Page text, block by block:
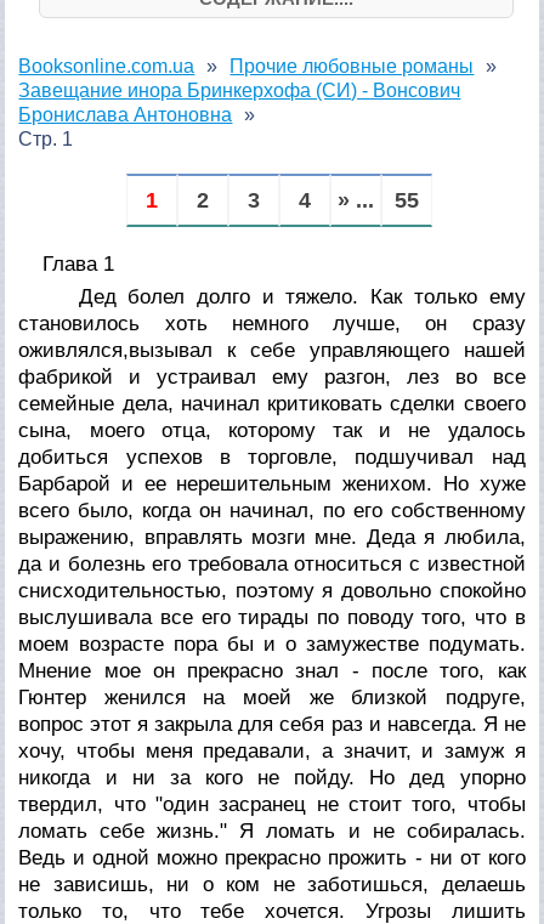
Booksonline.com.ua
Прочие любовные романы
Завещание инора Бринкерхофа (СИ) - Вонсович
Бронислава Антоновна
Стр. 1
1 2 3 4 » ... 55
Глава 1
Дед болел долго и тяжело. Как только ему
становилось хоть немного лучше, он сразу
оживлялся,вызывал к себе управляющего нашей
фабрикой и устраивал ему разгон, лез во все
семейные дела, начинал критиковать сделки своего
сына, моего отца, которому так и не удалось
добиться успехов в торговле, подшучивал над
Барбарой и ее нерешительным женихом. Но хуже
всего было, когда он начинал, по его собственному
выражению, вправлять мозги мне. Деда я любила,
да и болезнь его требовала относиться с известной
снисходительностью, поэтому я довольно спокойно
выслушивала все его тирады по поводу того, что в
моем возрасте пора бы и о замужестве подумать.
Мнение мое он прекрасно знал - после того, как
Гюнтер женился на моей же близкой подруге,
вопрос этот я закрыла для себя раз и навсегда. Я не
хочу, чтобы меня предавали, а значит, и замуж я
никогда и ни за кого не пойду. Но дед упорно
твердил, что "один засранец не стоит того, чтобы
ломать себе жизнь." Я ломать и не собиралась.
Ведь и одной можно прекрасно прожить - ни от кого
не зависишь, ни о ком не заботишься, делаешь
только то, что тебе хочется. Угрозы лишить